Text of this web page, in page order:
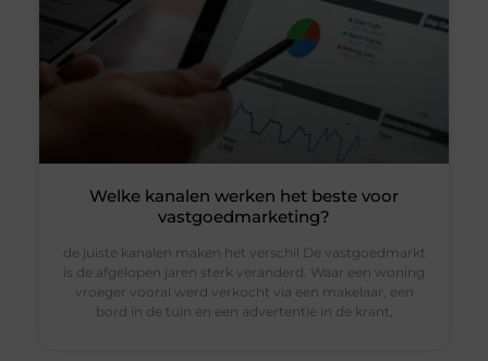
Welke kanalen werken het beste voor
vastgoedmarketing?
de juiste kanalen maken het verschil De vastgoedmarkt
is de afgelopen jaren sterk veranderd. Waar een woning
vroeger vooral werd verkocht via een makelaar, een
bord in de tuin en een advertentie in de krant,